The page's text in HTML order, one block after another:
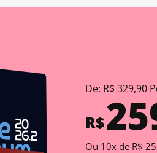
De: R$ 329,90
R$
Ou 10x de R$